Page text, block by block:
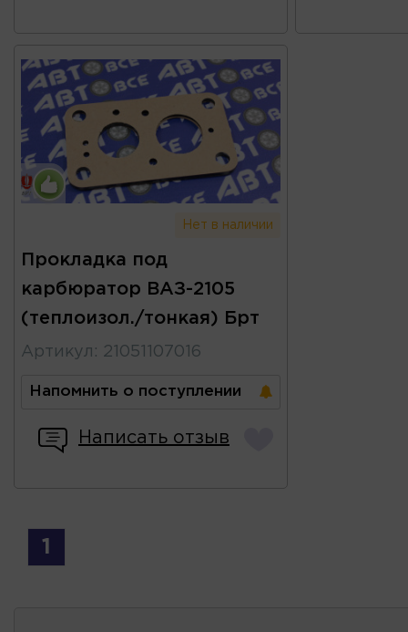
Нет в наличии
Прокладка под
карбюратор ВАЗ-2105
(теплоизол./тонкая) Брт
Артикул : 21051107016
Напомнить о поступлении
Написать отзыв
1